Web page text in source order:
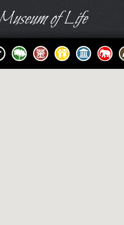
of Life